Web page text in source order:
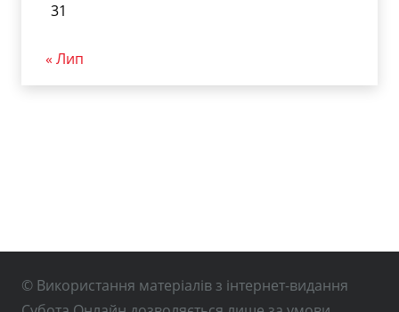
31
« Лип
© Використання матеріалів з інтернет-видання